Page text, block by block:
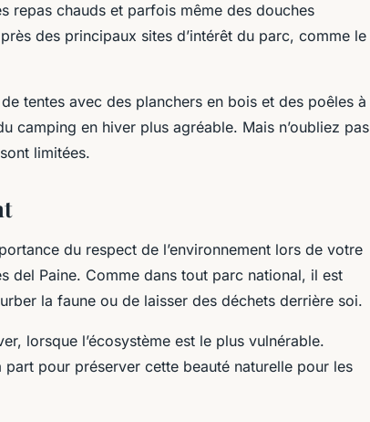
repas chauds et parfois même des douches
des principaux sites d’intérêt du parc, comme le
tentes avec des planchers en bois et des poêles à
camping en hiver plus agréable. Mais n’oubliez pas
limitées.
du respect de l’environnement lors de votre
del Paine. Comme dans tout parc national, il est
la faune ou de laisser des déchets derrière soi.
lorsque l’écosystème est le plus vulnérable.
pour préserver cette beauté naturelle pour les